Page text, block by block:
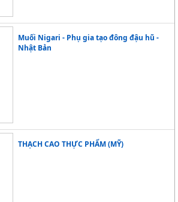
Muối Nigari - Phụ gia tạo đông đậu hũ -
Nhật Bản
THẠCH CAO THỰC PHẨM (MỸ)